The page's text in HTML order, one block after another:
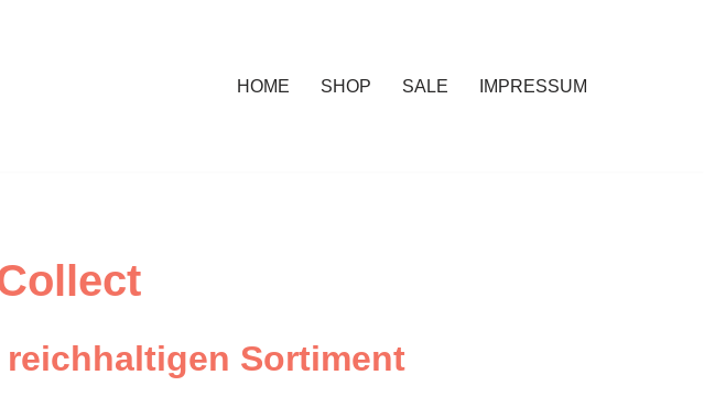
HOME SHOP SALE IMPRESSUM
Sortiment